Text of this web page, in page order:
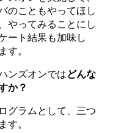
のこともやってほし
やってみることにし
ート結果も加味し
す。
ンズオンではどんな
か？
グラムとして、三つ
す。